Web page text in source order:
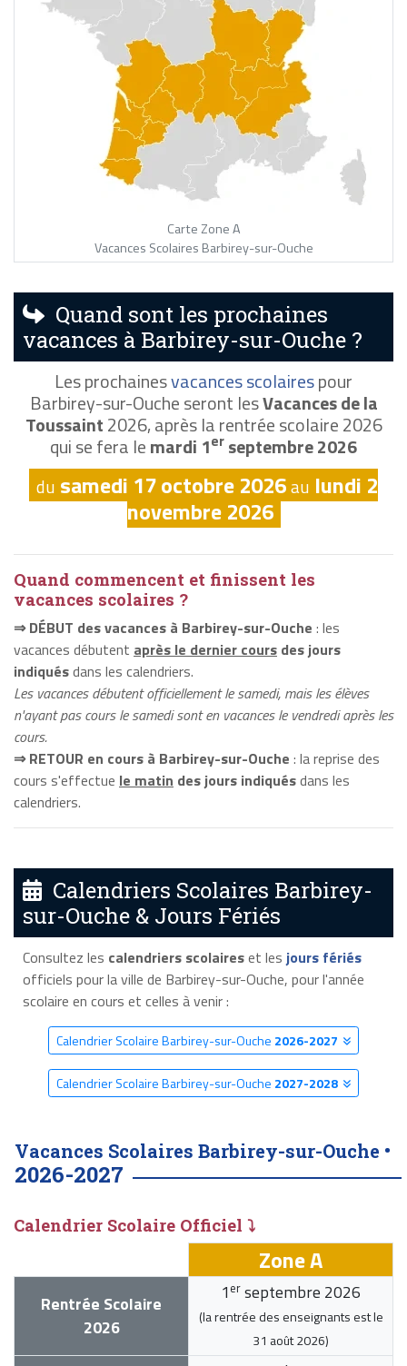
Carte Zone A
Vacances Scolaires Barbirey-sur-Ouche
Quand sont les prochaines
vacances à Barbirey-sur-Ouche ?
Les prochainesvacances scolairespour
Barbirey-sur-Ouche seront lesVacances de la
Toussaint2026, après la rentrée scolaire 2026
qui se fera lemardi 1er septembre 2026
du samedi 17 octobre 2026au lundi 2
novembre 2026
Quand commencent et finissent les
vacances scolaires ?
⇒ DÉBUT des vacances à Barbirey-sur-Ouche : les
vacances débutent après le dernier cours des jours
indiquésdans les calendriers.
Les vacances débutent officiellement le samedi, mais les élèves
n'ayant pas cours le samedi sont en vacances le vendredi après les
cours.
⇒ RETOUR en cours à Barbirey-sur-Ouche : la reprise des
cours s'effectue le matin des jours indiquésdans les
calendriers.
Calendriers Scolaires Barbirey-
sur-Ouche & Jours Fériés
Consultez les calendriers scolaireset les jours fériés
officiels pour la ville de Barbirey-sur-Ouche, pour l'année
scolaire en cours et celles à venir :
Calendrier Scolaire Barbirey-sur-Ouche 2026-2027
Calendrier Scolaire Barbirey-sur-Ouche 2027-2028
Vacances Scolaires Barbirey-sur-Ouche •
2026-2027
Calendrier Scolaire Officiel ⤵
Zone A
Rentrée Scolaire
2026
1 er septembre 2026
(la rentrée des enseignants est le
31 août 2026)